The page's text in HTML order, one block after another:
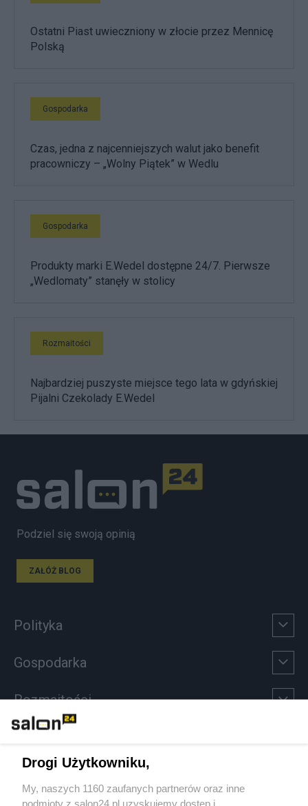
Ostatni Piast uwieczniony w złocie przez Mennicę
Polską
Gospodarka
Czas, jedna z najcenniejszych walut jako benefit
pracowniczy – „Wolny Piątek” w Wedlu
Gospodarka
Produkty marki E.Wedel dostępne 24/7. Pierwsze
„Wedlomaty” stanęły w stolicy
Rozmaitości
Najbardziej puszyste miejsce tego lata w gdyńskiej
Pijalni Czekolady E.Wedel
Podziel się swoją opinią
ZAŁÓŻ BLOG
Polityka
Gospodarka
Rozmaitości
Sport
Drogi Użytkowniku,
My, naszych 1160 zaufanych partnerów oraz inne
podmioty z salon24.pl uzyskujemy dostęp i